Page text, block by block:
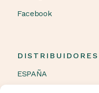
Facebook
DISTRIBUIDORES
ESPAÑA